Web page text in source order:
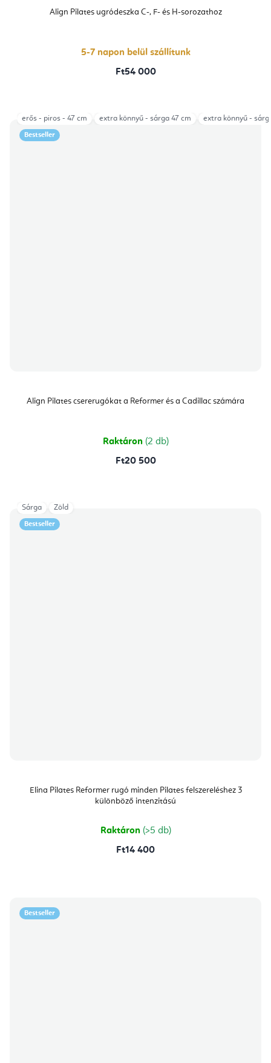
Align Pilates ugródeszka C-, F- és H-sorozathoz
5-7 napon belül szállítunk
Ft54 000
Bestseller
Align Pilates csererugókat a Reformer és a Cadillac számára
Raktáron (2 db)
Ft20 500
erős - piros - 47 cm extra könnyű - sárga 47 cm extra könnyű -
Bestseller
Elina Pilates Reformer rugó minden Pilates felszereléshez 3
különböző intenzitású
Raktáron (>5 db)
Ft14 400
Sárga Zöld
Bestseller